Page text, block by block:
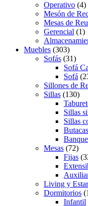
Operativo (4)
Mesón de
Mesas de
Gerencial (1)
Muebles (303)
Sofás (31)
Sofá
Sofá
Sillones de
Sillas (130)
Sillas
Sillas
Butacas
Mesas (72)
Fijas
Living y Estar
Dormitorios
Infantil